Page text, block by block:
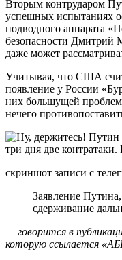
Вторым контрударом
успешных испытаниях
подводного аппарата
безопасности Дмитрий
даже может
Учитывая, что США
появление у России
них большущей
нечего
скриншот записи с
Заявление
сдерживание
— говорится в
которую ссылается